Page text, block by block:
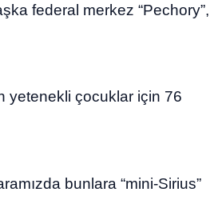
federal merkez “Pechory”,
yetenekli çocuklar için 76
bunlara “mini-Sirius”